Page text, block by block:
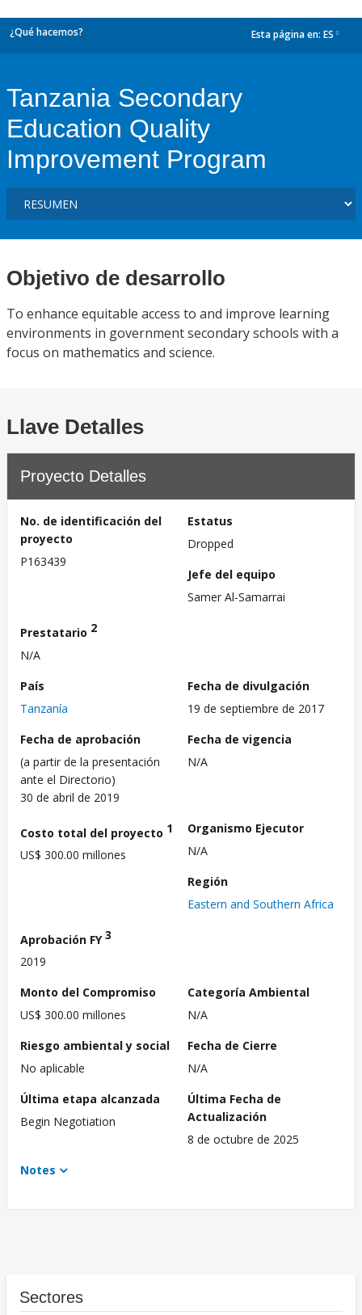
¿Qué hacemos? Esta página en: ES
Tanzania Secondary
Education Quality
Improvement Program
Objetivo de desarrollo
To enhance equitable access to and improve learning
environments in government secondary schools with a
focus on mathematics and science.
Llave Detalles
Proyecto Detalles
No. de identificación del
proyecto
P163439
Estatus
Dropped
Jefe del equipo
Samer Al-Samarrai
Prestatario 2
N/A
País
Tanzanía
Fecha de divulgación
19 de septiembre de 2017
Fecha de aprobación
(a partir de la presentación
ante el Directorio)
30 de abril de 2019
Fecha de vigencia
N/A
Costo total del proyecto 1
US$ 300.00 millones
Organismo Ejecutor
N/A
Región
Eastern and Southern Africa
Aprobación FY3
2019
Monto del Compromiso
US$ 300.00 millones
Categoría Ambiental
N/A
Riesgo ambiental y social
No aplicable
Fecha de Cierre
N/A
Última etapa alcanzada
Begin Negotiation
Última Fecha de
Actualización
8 de octubre de 2025
Notes
Sectores